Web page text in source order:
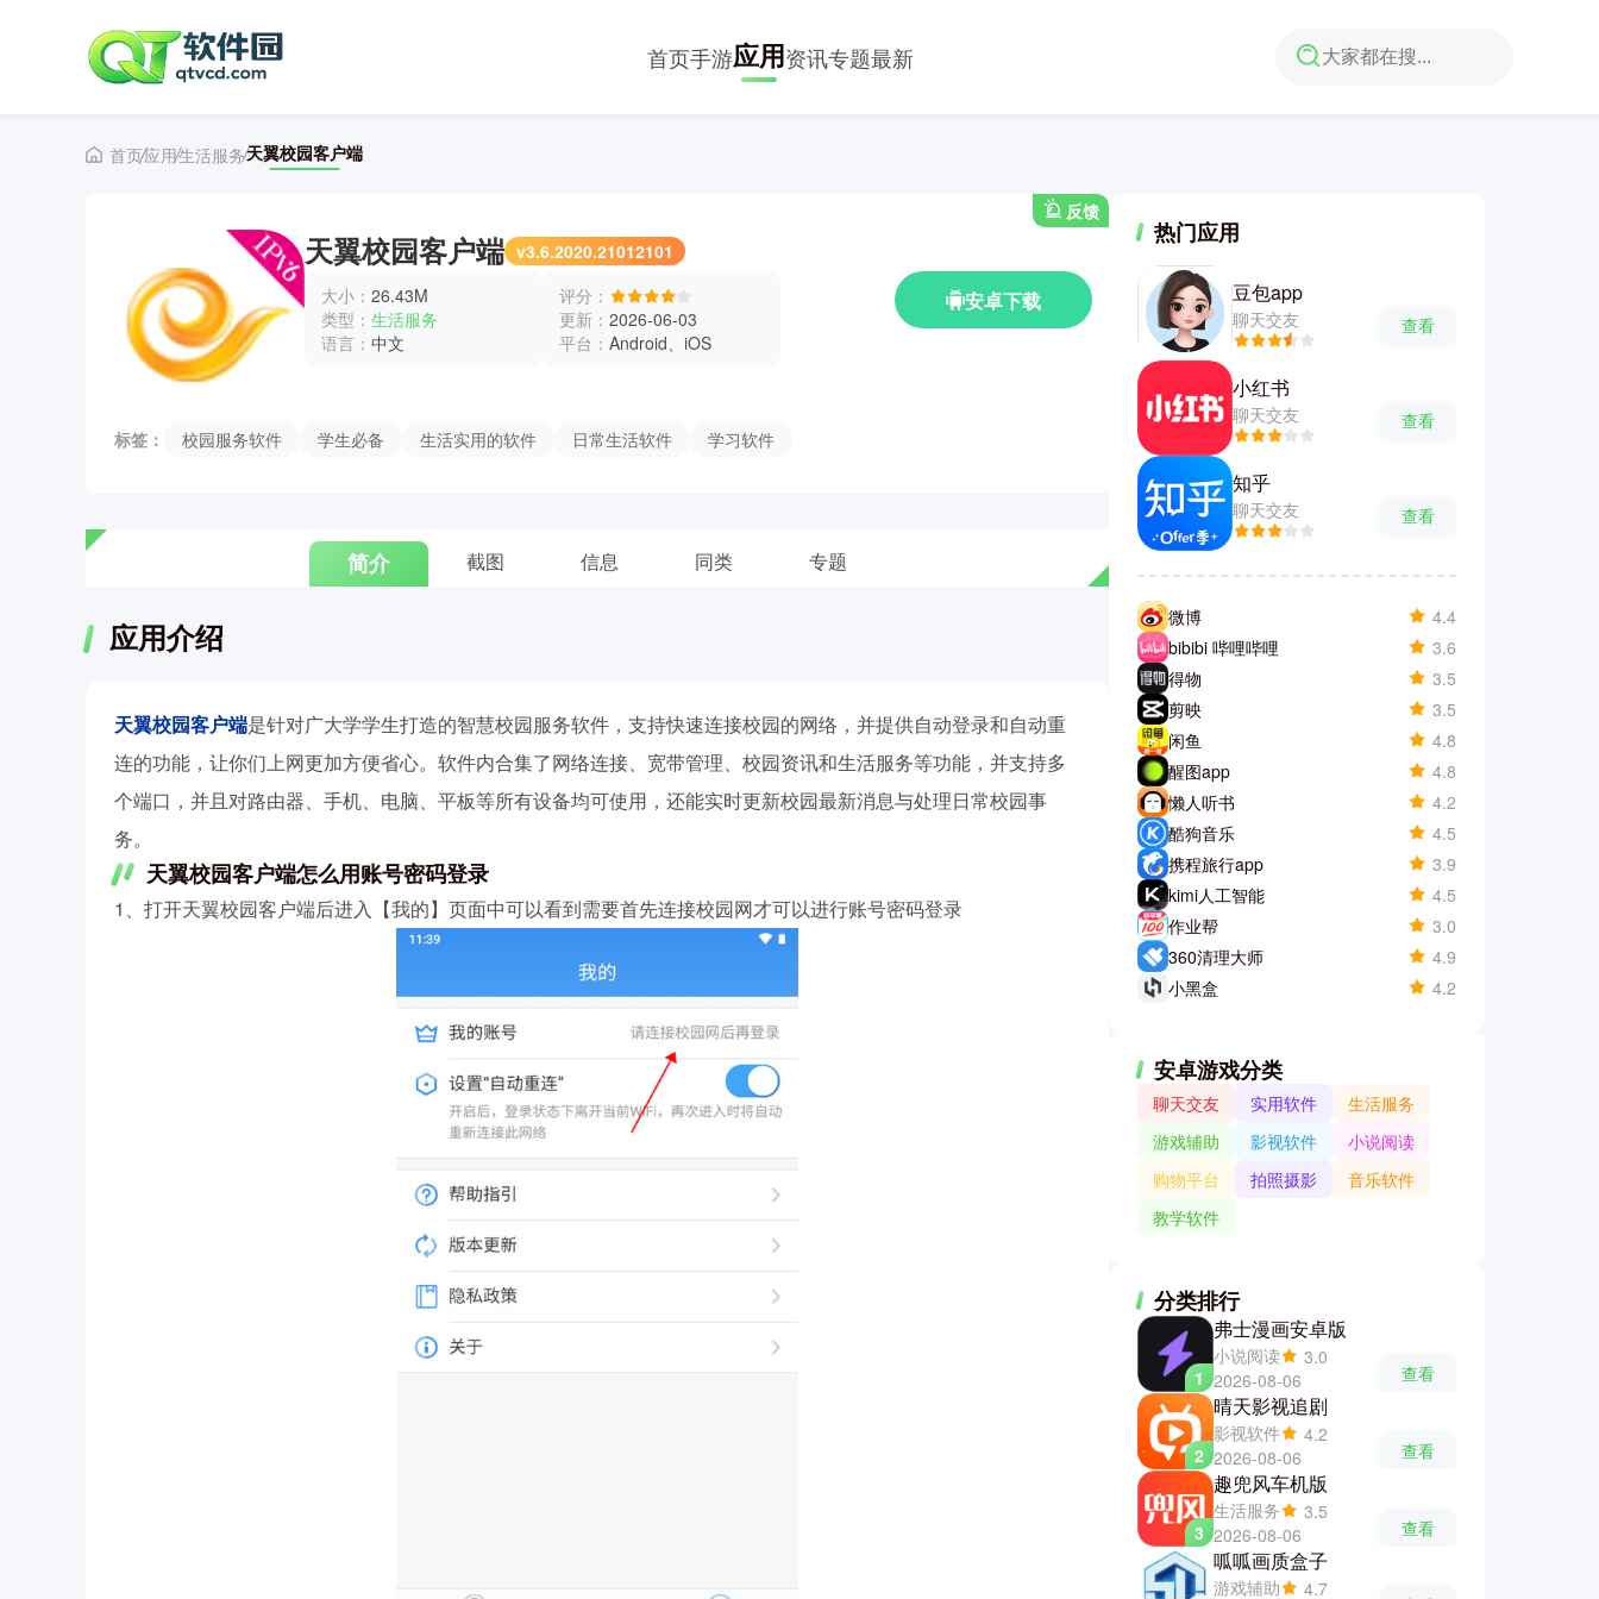
首页手游应用资讯专题最新
首页应用生活服务天翼校园客户端
反馈
天翼校园客户端 v3.6.2020.21012101
大小： 26.43M
类型： 生活服务
语言： 中文
评分：
更新： 2026-06-03
平台： Android、iOS
安卓下载
标签： 校园服务软件 学生必备 生活实用的软件 日常生活软件 学习软件
简介 截图 信息 同类 专题
应用介绍
天翼校园客户端是针对广大学学生打造的智慧校园服务软件，支持快速连接校园的网络，并提供自动登录和自动重
连的功能，让你们上网更加方便省心。软件内合集了网络连接、宽带管理、校园资讯和生活服务等功能，并支持多
个端口，并且对路由器、手机、电脑、平板等所有设备均可使用，还能实时更新校园最新消息与处理日常校园事
务。
天翼校园客户端怎么用账号密码登录
1、打开天翼校园客户端后进入【我的】页面中可以看到需要首先连接校园网才可以进行账号密码登录
热门应用
豆包app
聊天交友 查看
小红书
聊天交友 查看
知乎
聊天交友 查看
微博
4.4
bibibi 哔哩哔哩
3.6
得物
3.5
剪映
3.5
闲鱼
4.8
醒图app
4.8
懒人听书
4.2
酷狗音乐
4.5
携程旅行app
3.9
kimi人工智能
4.5
作业帮
3.0
360清理大师
4.9
小黑盒
4.2
安卓游戏分类
聊天交友 实用软件
生活服务
游戏辅助
影视软件
小说阅读
购物平台
拍照摄影
音乐软件
教学软件
分类排行
1
弗士漫画安卓版
小说阅读
3.0
2026-08-06
查看
2
晴天影视追剧
影视软件
4.2
2026-08-06
查看
3
趣兜风车机版
生活服务
3.5
2026-08-06
查看
呱呱画质盒子
游戏辅助 4.7